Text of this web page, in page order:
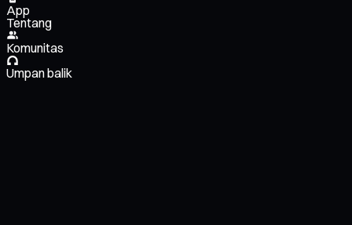
App
Tentang
Komunitas
Umpan balik